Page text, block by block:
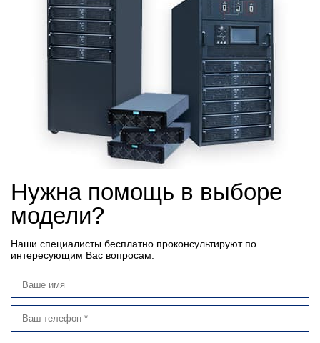
Нужна помощь в выборе
модели?
Наши специалисты бесплатно проконсультируют по
интересующим Вас вопросам.